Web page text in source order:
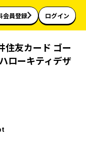
会員登録 ログイン
住友カード ゴー
ローキティデザ